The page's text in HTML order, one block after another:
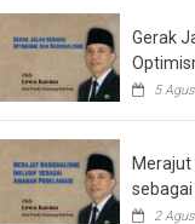
Gerak
5
Merajut
2